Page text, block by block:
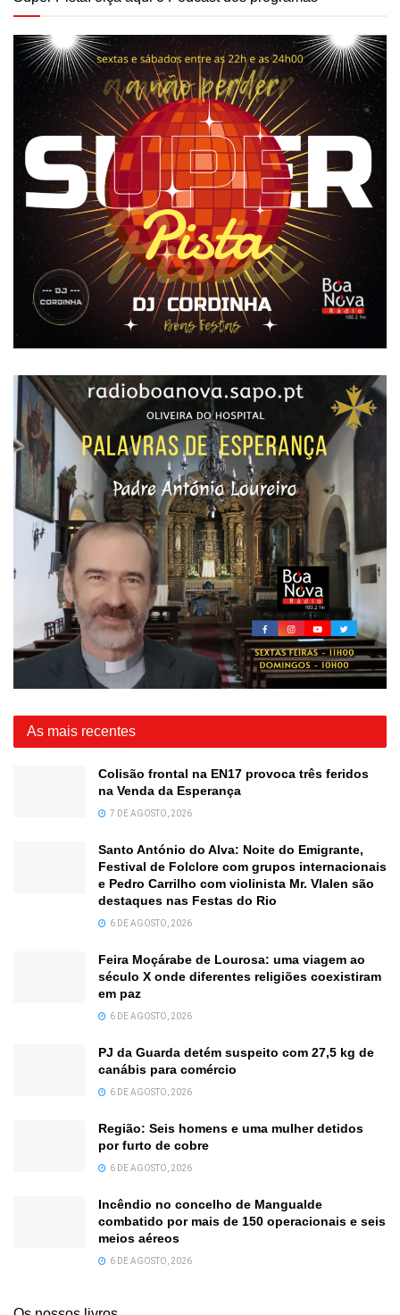
As mais recentes
Colisão frontal na EN17 provoca três feridos
na Venda da Esperança
7 DE AGOSTO, 2026
Santo António do Alva: Noite do Emigrante,
Festival de Folclore com grupos internacionais
e Pedro Carrilho com violinista Mr. Vlalen são
destaques nas Festas do Rio
6 DE AGOSTO, 2026
Feira Moçárabe de Lourosa: uma viagem ao
século X onde diferentes religiões coexistiram
em paz
6 DE AGOSTO, 2026
PJ da Guarda detém suspeito com 27,5 kg de
canábis para comércio
6 DE AGOSTO, 2026
Região: Seis homens e uma mulher detidos
por furto de cobre
6 DE AGOSTO, 2026
Incêndio no concelho de Mangualde
combatido por mais de 150 operacionais e seis
meios aéreos
6 DE AGOSTO, 2026